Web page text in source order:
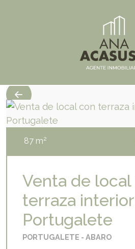
87 m2
Venta de local
terraza
Portugalete
PORTUGALETE ABARO